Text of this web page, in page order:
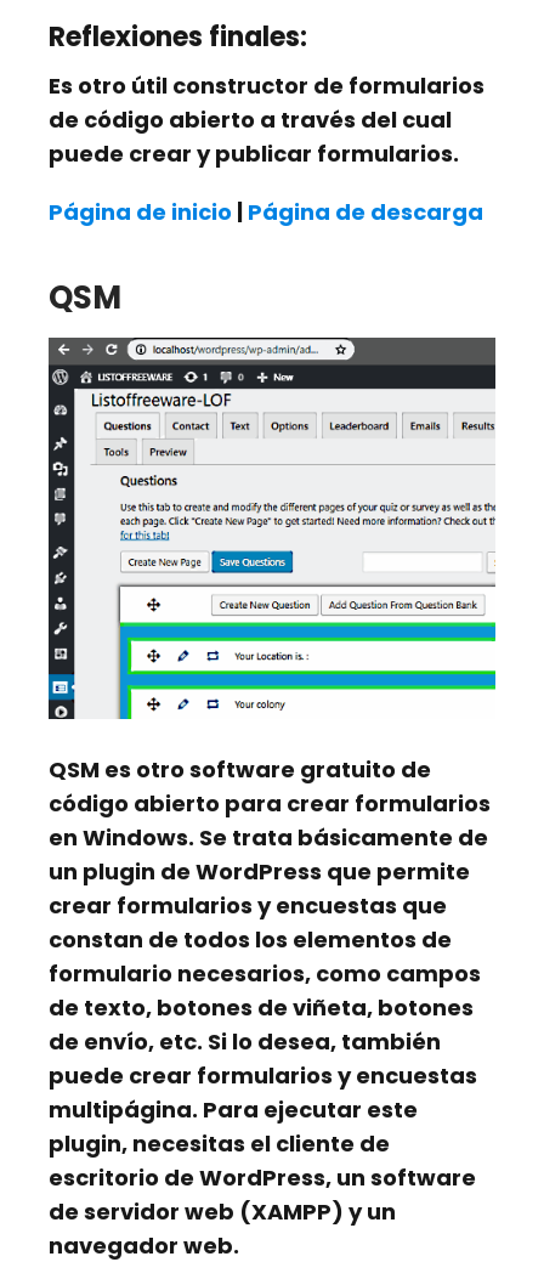
Reflexiones finales:
Es otro útil constructor de formularios
de código abierto a través del cual
puede crear y publicar formularios.
Página de inicio Página de descarga
QSM
QSM es otro software gratuito de
código abierto para crear formularios
en Windows. Se trata básicamente de
un plugin de WordPress que permite
crear formularios y encuestas que
constan de todos los elementos de
formulario necesarios, como campos
de texto, botones de viñeta, botones
de envío, etc. Si lo desea, también
puede crear formularios y encuestas
multipágina. Para ejecutar este
plugin, necesitas el cliente de
escritorio de WordPress, un software
de servidor web (XAMPP) y un
navegador web.